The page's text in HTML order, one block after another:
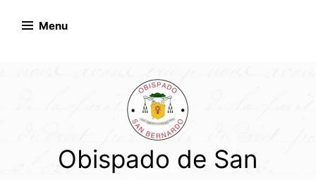
Menu
Obispado de San